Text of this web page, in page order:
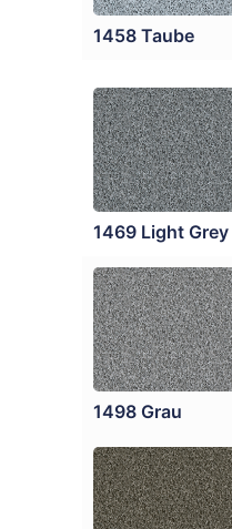
1458 Taube
1469 Light Grey
1498 Grau